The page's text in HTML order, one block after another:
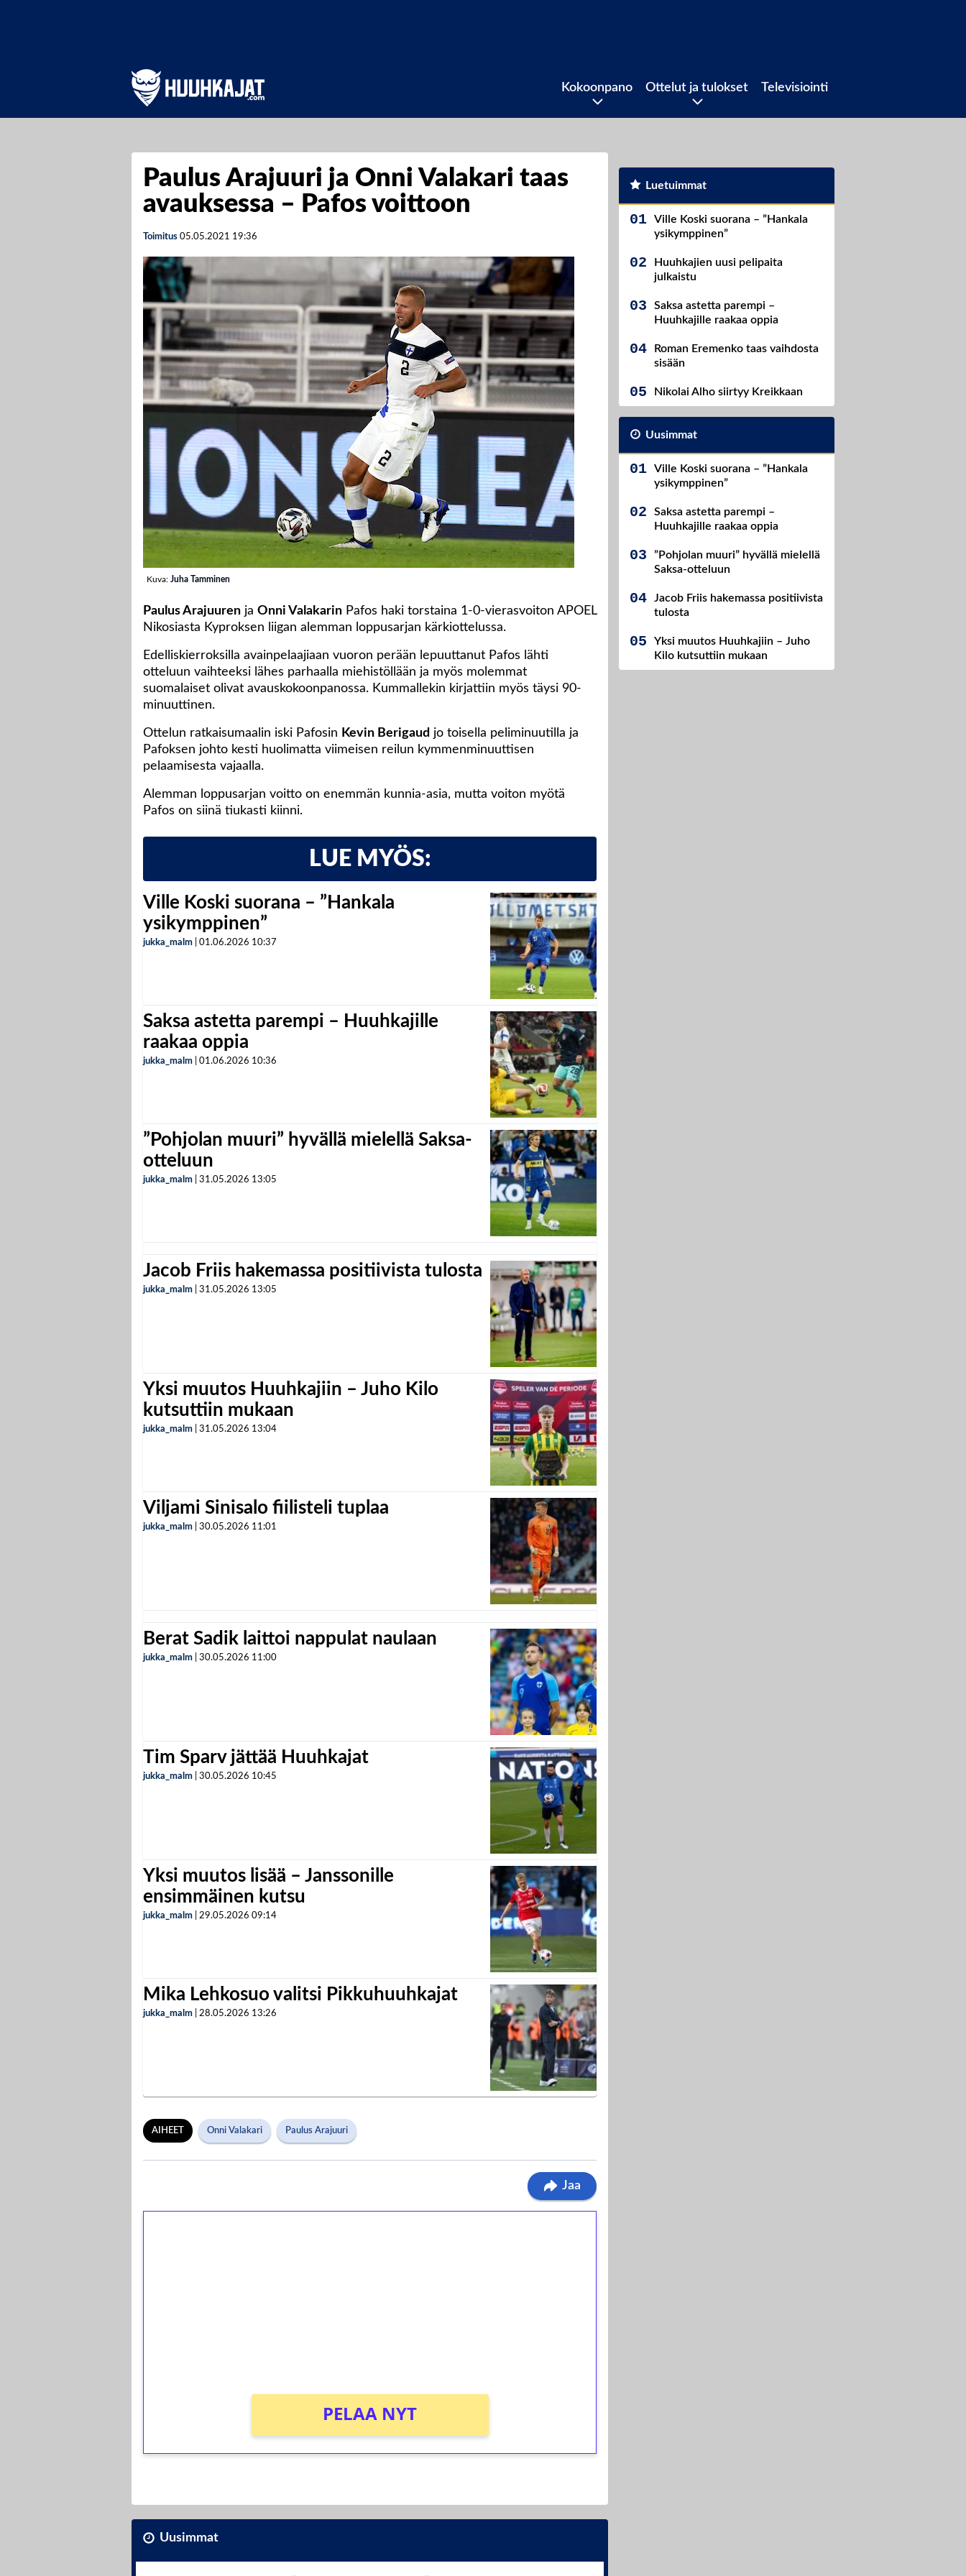
Kokoonpano Ottelut ja tulokset Televisiointi
Paulus Arajuuri ja Onni Valakari taas
avauksessa – Pafos voittoon
Toimitus 05.05.2021 19:36
Kuva: Juha Tamminen
Paulus Arajuuren ja Onni Valakarin Pafos haki torstaina 1-0-vierasvoiton APOEL
Nikosiasta Kyproksen liigan alemman loppusarjan kärkiottelussa.
Edelliskierroksilla avainpelaajiaan vuoron perään lepuuttanut Pafos lähti
otteluun vaihteeksi lähes parhaalla miehistöllään ja myös molemmat
suomalaiset olivat avauskokoonpanossa. Kummallekin kirjattiin myös täysi 90-
minuuttinen.
Ottelun ratkaisumaalin iski Pafosin Kevin Berigaud jo toisella peliminuutilla ja
Pafoksen johto kesti huolimatta viimeisen reilun kymmenminuuttisen
pelaamisesta vajaalla.
Alemman loppusarjan voitto on enemmän kunnia-asia, mutta voiton myötä
Pafos on siinä tiukasti kiinni.
LUE MYÖS:
Ville Koski suorana – ”Hankala
ysikymppinen”
jukka_malm 01.06.2026 10:37
Saksa astetta parempi – Huuhkajille
raakaa oppia
jukka_malm 01.06.2026 10:36
”Pohjolan muuri” hyvällä mielellä Saksa-
otteluun
jukka_malm 31.05.2026 13:05
Jacob Friis hakemassa positiivista tulosta
jukka_malm 31.05.2026 13:05
Yksi muutos Huuhkajiin – Juho Kilo
kutsuttiin mukaan
jukka_malm 31.05.2026 13:04
Viljami Sinisalo fiilisteli tuplaa
jukka_malm 30.05.2026 11:01
Berat Sadik laittoi nappulat naulaan
jukka_malm 30.05.2026 11:00
Tim Sparv jättää Huuhkajat
jukka_malm 30.05.2026 10:45
Yksi muutos lisää – Janssonille
ensimmäinen kutsu
jukka_malm 29.05.2026 09:14
Mika Lehkosuo valitsi Pikkuhuuhkajat
jukka_malm 28.05.2026 13:26
AIHEET Onni Valakari Paulus Arajuuri
Jaa
PELAA NYT
Uusimmat
Luetuimmat
Ville Koski suorana – ”Hankala
ysikymppinen”
Huuhkajien uusi pelipaita
julkaistu
Saksa astetta parempi –
Huuhkajille raakaa oppia
Roman Eremenko taas vaihdosta
sisään
Nikolai Alho siirtyy Kreikkaan
Uusimmat
Ville Koski suorana – ”Hankala
ysikymppinen”
Saksa astetta parempi –
Huuhkajille raakaa oppia
”Pohjolan muuri” hyvällä mielellä
Saksa-otteluun
Jacob Friis hakemassa positiivista
tulosta
Yksi muutos Huuhkajiin – Juho
Kilo kutsuttiin mukaan